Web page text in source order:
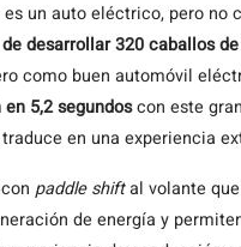
es un auto eléctrico, pero
desarrollar 320 caballos
como buen automóvil
5,2 segundoscon este
en una experiencia
paddle shiftal volante
de energía y